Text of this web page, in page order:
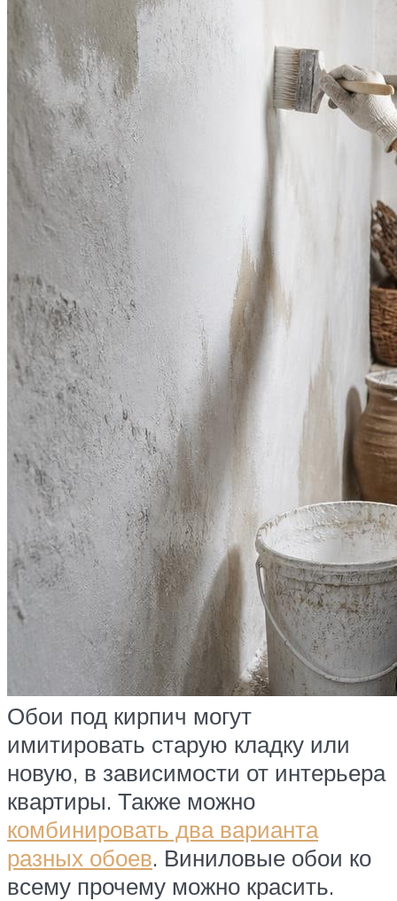
Обои под кирпич могут
имитировать старую кладку или
новую, в зависимости от интерьера
квартиры. Также можно
комбинировать два варианта
разных обоев. Виниловые обои ко
всему прочему можно красить.